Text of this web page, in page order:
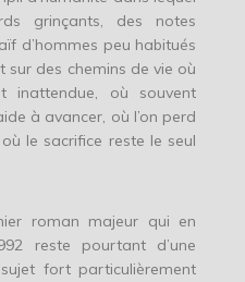
grinçants, des notes
d’hommes peu habitués
sur des chemins de vie où
inattendue, où souvent
à avancer, où l’on perd
le sacrifice reste le seul
roman majeur qui en
reste pourtant d’une
fort particulièrement